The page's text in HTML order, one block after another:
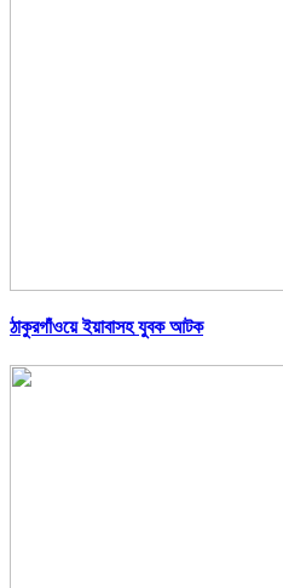
ঠাকুরগাঁওয়ে ইয়াবাসহ যুবক আটক